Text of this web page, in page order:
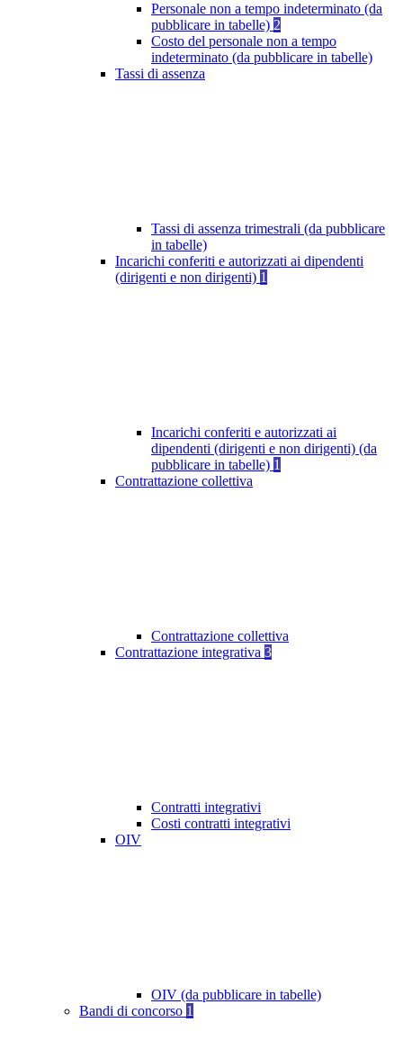
Personale non a tempo indeterminato (da
pubblicare in tabelle) 2
Costo del personale non a tempo
indeterminato (da pubblicare in tabelle)
Tassi di assenza
Tassi di assenza trimestrali (da pubblicare
in tabelle)
Incarichi conferiti e autorizzati ai dipendenti
(dirigenti e non dirigenti) 1
Incarichi conferiti e autorizzati ai
dipendenti (dirigenti e non dirigenti) (da
pubblicare in tabelle) 1
Contrattazione collettiva
Contrattazione collettiva
Contrattazione integrativa 3
Contratti integrativi
Costi contratti integrativi
OIV
OIV (da pubblicare in tabelle)
Bandi di concorso 1